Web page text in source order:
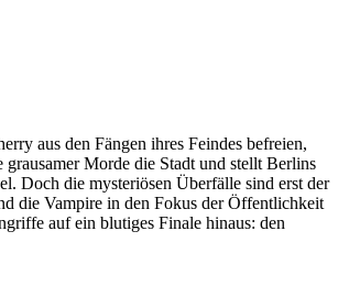
aus den Fängen ihres Feindes befreien,
grausamer Morde die Stadt und stellt Berlins
Doch die mysteriösen Überfälle sind erst der
die Vampire in den Fokus der Öffentlichkeit
auf ein blutiges Finale hinaus: den